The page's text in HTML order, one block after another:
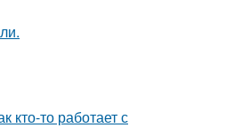
кто-то работает с